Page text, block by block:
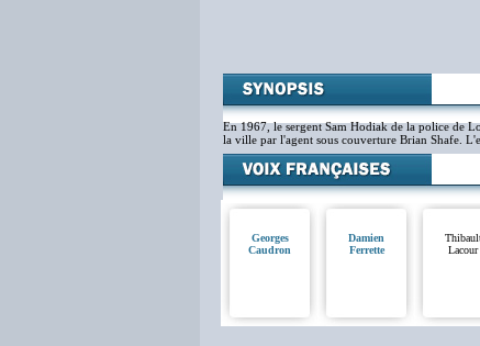
En 1967, le sergent Sam Hodiak de la police de
la ville par l'agent sous couverture Brian Shafe.
Georges
Caudron
Damien
Ferrette
Lacour